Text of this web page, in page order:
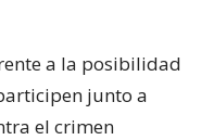
a la posibilidad
junto a
el crimen